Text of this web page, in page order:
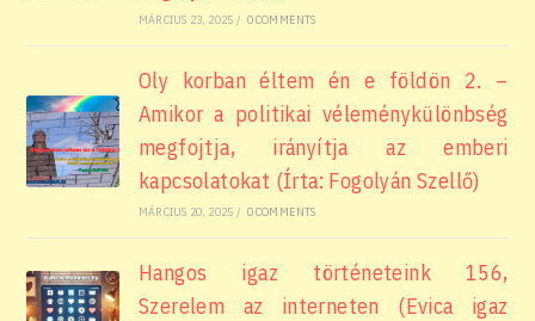
MÁRCIUS 23, 2025 / 0 COMMENTS
Oly korban éltem én e földön 2. –
Amikor a politikai véleménykülönbség
megfojtja, irányítja az emberi
kapcsolatokat (Írta: Fogolyán Szellő)
MÁRCIUS 20, 2025 / 0 COMMENTS
Hangos igaz történeteink 156,
Szerelem az interneten (Evica igaz